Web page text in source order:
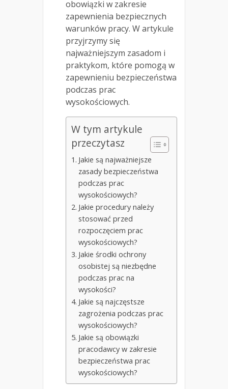
obowiązki w zakresie
zapewnienia bezpiecznych
warunków pracy. W artykule
przyjrzymy się
najważniejszym zasadom i
praktykom, które pomogą w
zapewnieniu bezpieczeństwa
podczas prac
wysokościowych.
W tym artykule
przeczytasz
Jakie są najważniejsze
zasady bezpieczeństwa
podczas prac
wysokościowych?
Jakie procedury należy
stosować przed
rozpoczęciem prac
wysokościowych?
Jakie środki ochrony
osobistej są niezbędne
podczas prac na
wysokości?
Jakie są najczęstsze
zagrożenia podczas prac
wysokościowych?
Jakie są obowiązki
pracodawcy w zakresie
bezpieczeństwa prac
wysokościowych?